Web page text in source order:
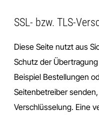
SSL- bzw. TLS-
Diese Seite nutzt aus
Schutz der
Beispiel Bestellungen
Seitenbetreiber
Verschlüsselung. Eine